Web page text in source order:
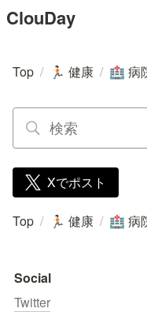
ClouDay
Top / 🏃🏻 健康 / 🏥 病
Xでポスト
Top / 🏃🏻 健康 / 🏥 病
Social
Twitter